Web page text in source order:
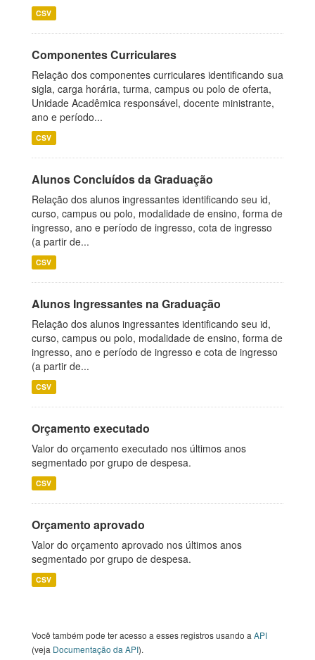
CSV
Componentes Curriculares
Relação dos componentes curriculares identificando sua
sigla, carga horária, turma, campus ou polo de oferta,
Unidade Acadêmica responsável, docente ministrante,
ano e período...
CSV
Alunos Concluídos da Graduação
Relação dos alunos ingressantes identificando seu id,
curso, campus ou polo, modalidade de ensino, forma de
ingresso, ano e período de ingresso, cota de ingresso
(a partir de...
CSV
Alunos Ingressantes na Graduação
Relação dos alunos ingressantes identificando seu id,
curso, campus ou polo, modalidade de ensino, forma de
ingresso, ano e período de ingresso e cota de ingresso
(a partir de...
CSV
Orçamento executado
Valor do orçamento executado nos últimos anos
segmentado por grupo de despesa.
CSV
Orçamento aprovado
Valor do orçamento aprovado nos últimos anos
segmentado por grupo de despesa.
CSV
Você também pode ter acesso a esses registros usando a API
(veja Documentação da API).